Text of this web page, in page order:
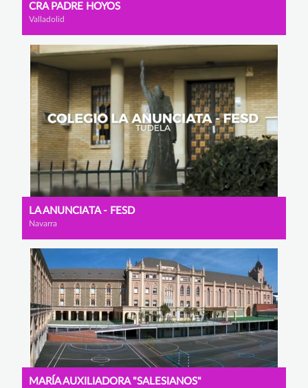
CRA PADRE HOYOS
Valladolid
LA ANUNCIATA - FESD
Navarra
MARÍA AUXILIADORA "SALESIANOS"